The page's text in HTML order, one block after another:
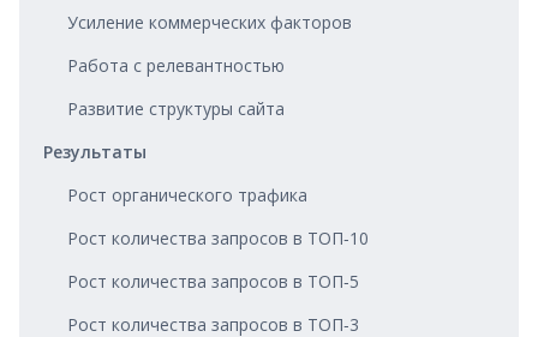
Усиление коммерческих факторов
Работа с релевантностью
Развитие структуры сайта
Результаты
Рост органического трафика
Рост количества запросов в ТОП‑10
Рост количества запросов в ТОП‑5
Рост количества запросов в ТОП‑3